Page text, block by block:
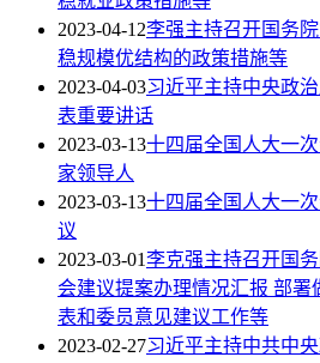
2023-04-12李强主持召开国务
稳规模优结构的政策措施等
2023-04-03习近平主持中央政
表重要讲话
2023-03-13十四届全国人大一
家领导人
2023-03-13十四届全国人大一
议
2023-03-01李克强主持召开国
会建议提案办理情况汇报 部
表和委员意见建议工作等
2023-02-27习近平主持中共中